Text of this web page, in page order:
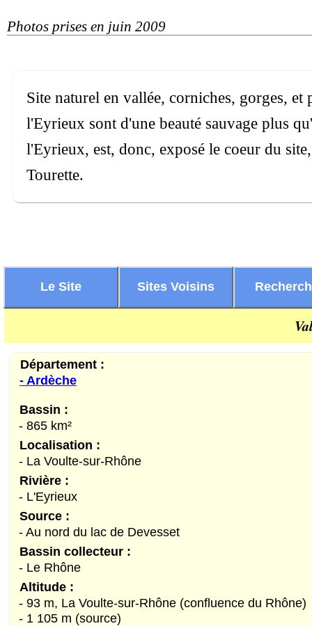
Photos prises en juin 2009
Site naturel en vallée, corniches, gorges,
l'Eyrieux sont d'une beauté sauvage plus
l'Eyrieux, est, donc, exposé le coeur du
Tourette.
Le Site Sites Voisins
Département :
- Ardèche
Bassin :
- 865 km²
Localisation :
- La Voulte-sur-Rhône
Rivière :
- L'Eyrieux
Source :
- Au nord du lac de Devesset
Bassin collecteur :
- Le Rhône
Altitude :
- 93 m, La Voulte-sur-Rhône (confluence du Rhône)
- 1 105 m (source)